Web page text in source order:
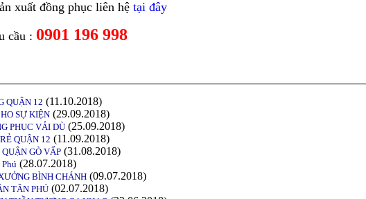
xuất đồng phục liên hệ tại đây
cầu : 0901 196 998
QUẬN 12 (11.10.2018)
SỰ KIỆN (29.09.2018)
PHỤC VẢI DÙ (25.09.2018)
QUẬN 12 (11.09.2018)
GÒ VẤP (31.08.2018)
Phú (28.07.2018)
BÌNH CHÁNH (09.07.2018)
TÂN PHÚ (02.07.2018)